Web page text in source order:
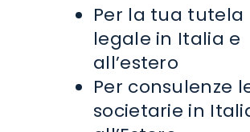
Per la tua tutela
legale in Italia e
all’estero
Per consulenze
societarie in